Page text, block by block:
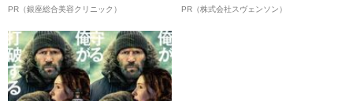
夫！？
PR（銀座総合美容クリニック）
オイ”や“ベタつき”を解消す
PR（株式会社スヴェンソン）